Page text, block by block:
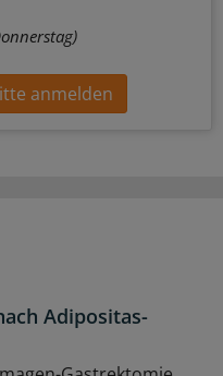
anmelden
Adipositas-